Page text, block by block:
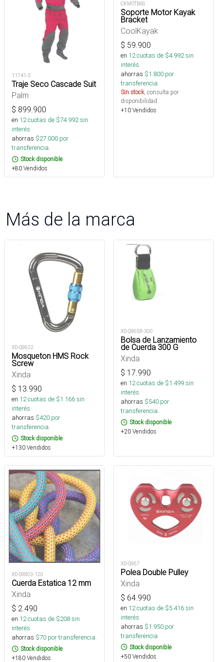
11741-3
Traje Seco Cascade Suit
Palm
$ 899.900
en 12cuotas de $74.992sin
interés
ahorras $27.000 por
transferencia.
Stock disponible
+80 Vendidos
CKMOTBAS
Soporte Motor Kayak
Bracket
CoolKayak
$ 59.900
en 12cuotas de $4.992sin
interés
ahorras $1.800 por
transferencia.
Sin stock, consulta por
disponibilidad.
+10 Vendidos
Más de la marca
XD-Q9622
Mosqueton HMS Rock
Screw
Xinda
$ 13.990
en 12cuotas de $1.166sin
interés
ahorras $420 por
transferencia.
Stock disponible
+130 Vendidos
XD-Q9658-300
Bolsa de Lanzamiento
de Cuerda 300 G
Xinda
$ 17.990
en 12cuotas de $1.499sin
interés
ahorras $540 por
transferencia.
Stock disponible
+20 Vendidos
XD-S9803-120
Cuerda Estatica 12 mm
Xinda
$ 2.490
en 12cuotas de $208sin
interés
ahorras $70 por transferencia.
Stock disponible
+180 Vendidos
XD-Q967
Polea Double Pulley
Xinda
$ 64.990
en 12cuotas de $5.416sin
interés
ahorras $1.950 por
transferencia.
Stock disponible
+50 Vendidos